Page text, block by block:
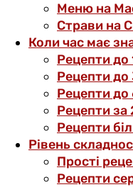
Меню на
Страви на
Коли час має
Рецепти до
Рецепти до
Рецепти до
Рецепти за
Рецепти
Рівень
Прості
Рецепти